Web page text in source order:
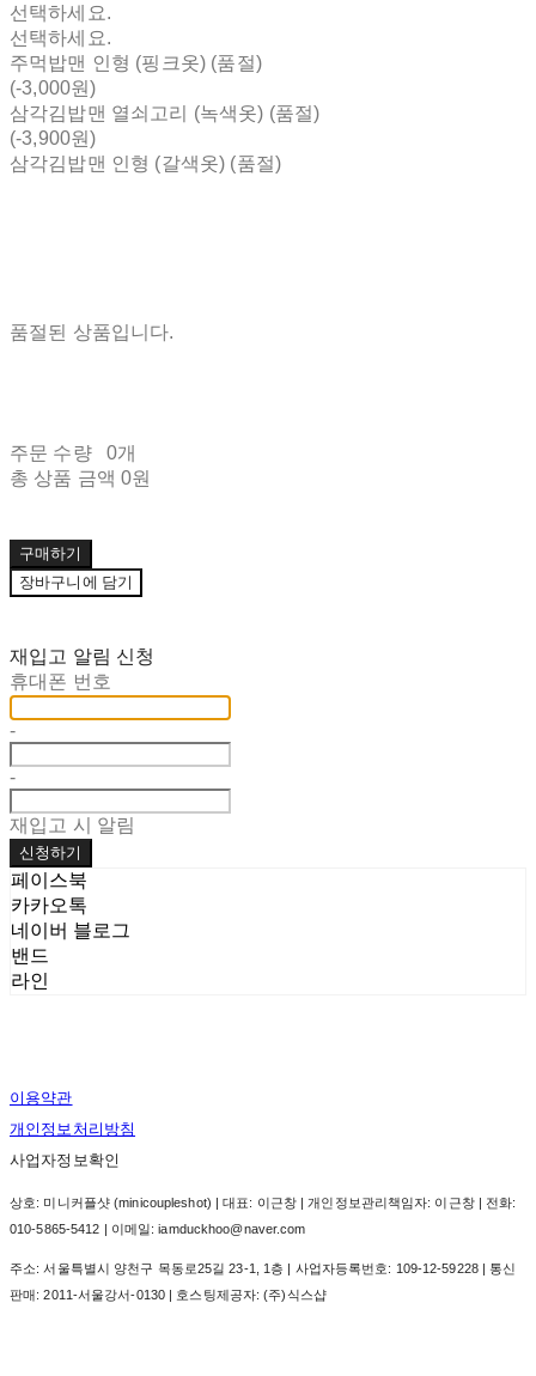
선택하세요.
선택하세요.
주먹밥맨 인형 (핑크옷) (품절)
(-3,000원)
삼각김밥맨 열쇠고리 (녹색옷) (품절)
(-3,900원)
삼각김밥맨 인형 (갈색옷) (품절)
품절된 상품입니다.
주문 수량
0개
총 상품 금액 0원
구매하기
장바구니에 담기
재입고 알림 신청
휴대폰 번호
-
-
재입고 시 알림
신청하기
페이스북
카카오톡
네이버 블로그
밴드
라인
이용약관
개인정보처리방침
사업자정보확인
상호: 미니커플샷 (minicoupleshot) | 대표: 이근창 | 개인정보관리책임자: 이근창 | 전화:
010-5865-5412 | 이메일: iamduckhoo@naver.com
주소: 서울특별시 양천구 목동로25길 23-1, 1층 | 사업자등록번호: 109-12-59228| 통신
판매:2011-서울강서-0130 | 호스팅제공자: (주)식스샵